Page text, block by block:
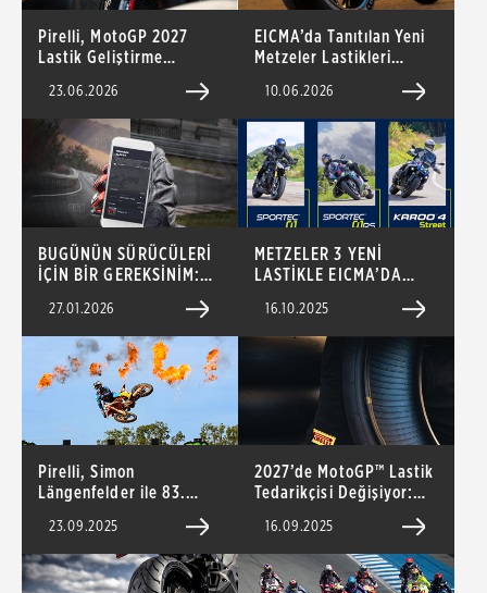
Pirelli, MotoGP 2027
Lastik Geliştirme
Tamamladı
23.06.2026
EICMA’da Tanıtılan Yeni
Metzeler Lastikleri
Türkiye’de: SPORTEC 01
ve SPORTEC 01 RS
10.06.2026
BUGÜNÜN SÜRÜCÜLERİ
İÇİN BİR GEREKSİNİM:
APP
27.01.2026
METZELER 3 YENİ
LASTİKLE EICMA’DA
16.10.2025
Pirelli, Simon
Längenfelder ile 83.
Şampiyonluğu’nu
Kazandı!
23.09.2025
2027’de MotoGP™ Lastik
Tedarikçisi Değişiyor:
Başlatıyor!
16.09.2025